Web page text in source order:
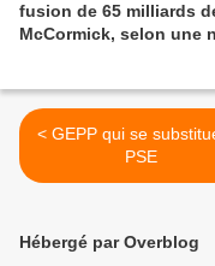
fusion de 65 milliards
McCormick, selon une
< GEPP qui se substitue au
PSE
Hébergé par Overblog